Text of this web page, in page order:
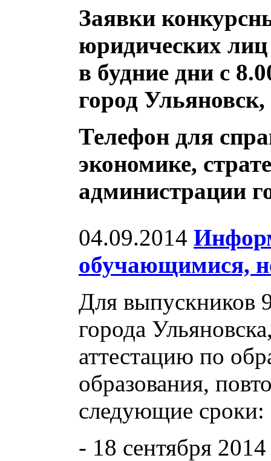
Заявки
юридических лиц
в будние дни с
город
Телефон для
экономике,
администрации
04.09.2014
обучающимися,
Для выпускников
города
аттестацию по
образования,
следующие сроки:
- 18 сентября